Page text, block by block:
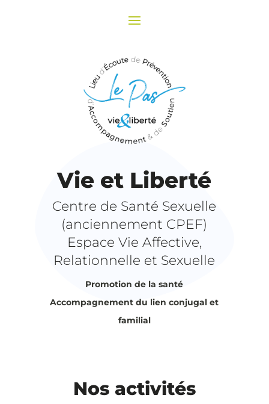
Vie et Liberté
Centre de Santé Sexuelle
(anciennement CPEF)
Espace Vie Affective,
Relationnelle et Sexuelle
Promotion de la santé
Accompagnement du lien conjugal et
familial
Nos activités